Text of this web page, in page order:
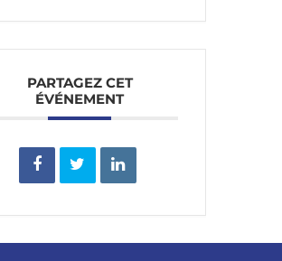
PARTAGEZ CET
ÉVÉNEMENT